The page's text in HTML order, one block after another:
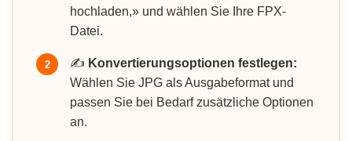
hochladen,» und wählen Sie Ihre FPX-
Datei.
2 ✍️ Konvertierungsoptionen festlegen:
Wählen Sie JPG als Ausgabeformat und
passen Sie bei Bedarf zusätzliche Optionen
an.